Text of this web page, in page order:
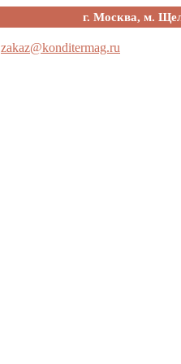
г. Москва, м.
zakaz@konditermag.ru